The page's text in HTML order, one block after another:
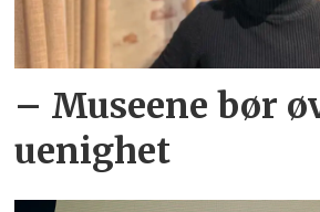
– Museene bør
uenighet